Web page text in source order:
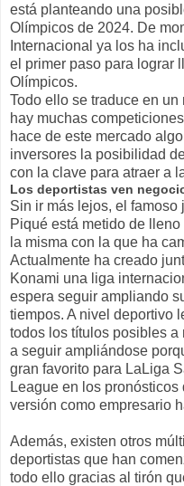
está planteando una
Olímpicos de 2024. De
Internacional ya los ha
el primer paso para lograr
Olímpicos.
Todo ello se traduce en
hay muchas
hace de este mercado
inversores la posibilidad
con la clave para atraer a
Los deportistas ven
Sin ir más lejos, el
Piqué está metido de
la misma con la que ha
Actualmente ha creado
Konami una liga
espera seguir ampliando
tiempos. A nivel deportivo
todos los títulos posibles
a seguir ampliándose
gran favorito para LaLiga
League en los
versión como empresario
Además, existen otros
deportistas que han
todo ello gracias al tirón